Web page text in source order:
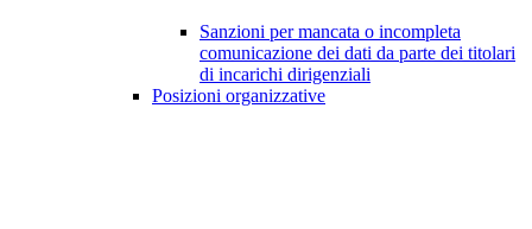
Sanzioni per mancata o incompleta
comunicazione dei dati da parte dei titolari
di incarichi dirigenziali
Posizioni organizzative